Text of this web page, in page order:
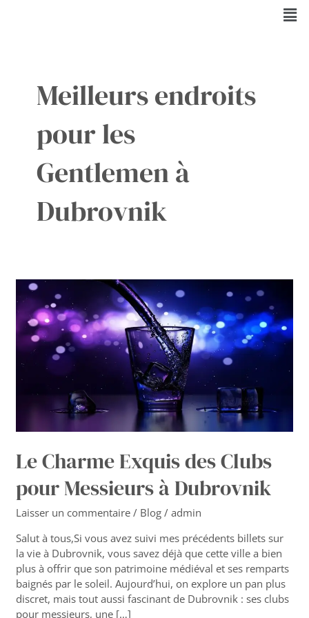
Meilleurs endroits
pour les
Gentlemen à
Dubrovnik
Le Charme Exquis des Clubs
pour Messieurs à Dubrovnik
Laisser un commentaire / Blog /admin
Salut à tous,Si vous avez suivi mes précédents billets sur
la vie à Dubrovnik, vous savez déjà que cette ville a bien
plus à offrir que son patrimoine médiéval et ses remparts
baignés par le soleil. Aujourd’hui, on explore un pan plus
discret, mais tout aussi fascinant de Dubrovnik : ses clubs
pour messieurs, une […]
Charme
Exquis
des
Clubs
pour
Messieurs
Dubrovnik